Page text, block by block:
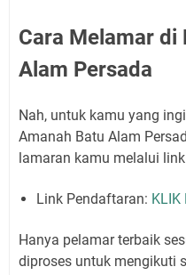
Cara Melamar di
Alam Persada
Nah, untuk kamu yang
Amanah Batu Alam
lamaran kamu melalui
Link Pendaftaran: KLIK
Hanya pelamar terbaik
diproses untuk mengikuti